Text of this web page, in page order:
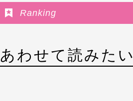
Ranking
あわせて読みたい